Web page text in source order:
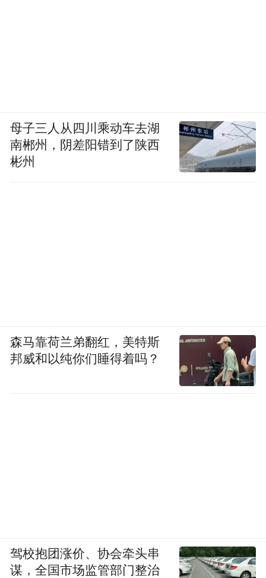
母子三人从四川乘动车去湖
南郴州，阴差阳错到了陕西
彬州
森马靠荷兰弟翻红，美特斯
邦威和以纯你们睡得着吗？
驾校抱团涨价、协会牵头串
谋，全国市场监管部门整治